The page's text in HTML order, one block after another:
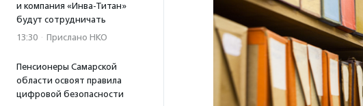
и компания «Инва-Титан»
будут сотрудничать
13:30 · Прислано НКО
Пенсионеры Самарской
области освоят правила
цифровой безопасности